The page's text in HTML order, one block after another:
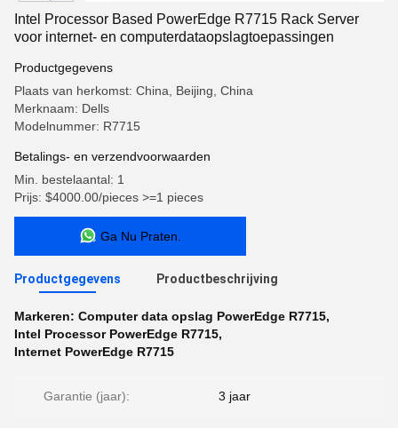
Intel Processor Based PowerEdge R7715 Rack Server
voor internet- en computerdataopslagtoepassingen
Productgegevens
Plaats van herkomst: China, Beijing, China
Merknaam: Dells
Modelnummer: R7715
Betalings- en verzendvoorwaarden
Min. bestelaantal: 1
Prijs: $4000.00/pieces >=1 pieces
Ga Nu Praten.
Productgegevens Productbeschrijving
Markeren: Computer data opslag PowerEdge R7715,
Intel Processor PowerEdge R7715,
Internet PowerEdge R7715
Garantie (jaar): 3 jaar